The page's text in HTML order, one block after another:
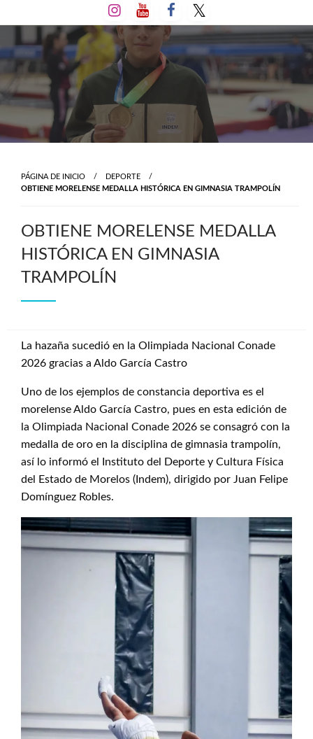
al
contenido
PÁGINA DE INICIO
DEPORTE
OBTIENE MORELENSE MEDALLA HISTÓRICA EN GIMNASIA TRAMPOLÍN
OBTIENE MORELENSE MEDALLA
HISTÓRICA EN GIMNASIA
TRAMPOLÍN
La hazaña sucedió en la Olimpiada Nacional Conade
2026 gracias a Aldo García Castro
Uno de los ejemplos de constancia deportiva es el
morelense Aldo García Castro, pues en esta edición de
la Olimpiada Nacional Conade 2026 se consagró con la
medalla de oro en la disciplina de gimnasia trampolín,
así lo informó el Instituto del Deporte y Cultura Física
del Estado de Morelos (Indem), dirigido por Juan Felipe
Domínguez Robles.